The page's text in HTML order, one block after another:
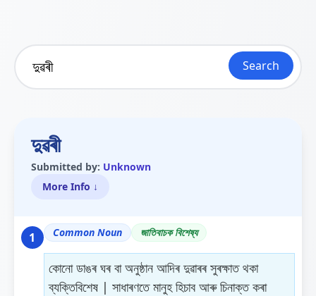
Search
দুৱৰী
Submitted by: Unknown
More Info ↓
1 Common Noun জাতিবাচক বিশেষ্য
কোনো ডাঙৰ ঘৰ বা অনুষ্ঠান আদিৰ দুৱাৰৰ সুৰক্ষাত থকা
ব্যক্তিবিশেষ | সাধাৰণতে মানুহ হিচাব আৰু চিনাক্ত কৰা